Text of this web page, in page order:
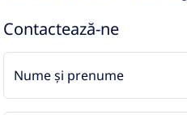
Contactează-ne
Nume și prenume